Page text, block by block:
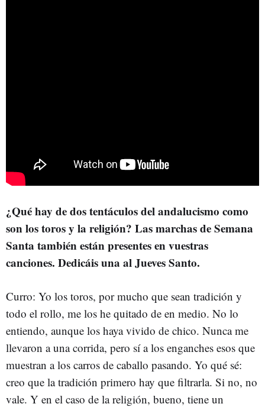
¿Qué hay de dos tentáculos del andalucismo como
son los toros y la religión? Las marchas de Semana
Santa también están presentes en vuestras
canciones. Dedicáis una al Jueves Santo.
Curro: Yo los toros, por mucho que sean tradición y
todo el rollo, me los he quitado de en medio. No lo
entiendo, aunque los haya vivido de chico. Nunca me
llevaron a una corrida, pero sí a los enganches esos que
muestran a los carros de caballo pasando. Yo qué sé:
creo que la tradición primero hay que filtrarla. Si no, no
vale. Y en el caso de la religión, bueno, tiene un